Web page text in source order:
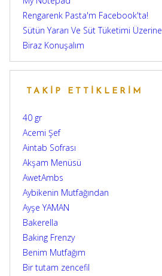
Rengarenk Pasta'm Facebook'ta!
Sütün Yararı Ve Süt Tüketimi Üzerine
Biraz Konuşalım
TAKIP ETTIKLERIM
40 gr
Acemi Şef
Aintab Sofrası
Akşam Menüsü
AwetAmbs
Aybikenin Mutfağından
Ayşe YAMAN
Bakerella
Baking Frenzy
Benim Mutfağım
Bir tutam zencefil